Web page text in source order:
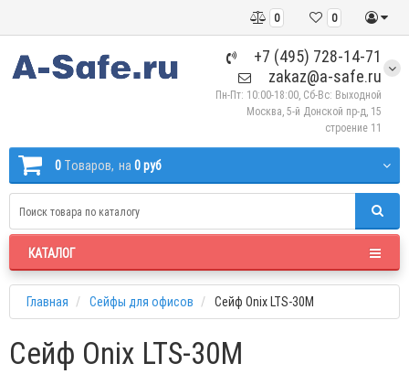
0
0
+7 (495) 728-14-71
zakaz@a-safe.ru
Пн-Пт: 10:00-18:00, Сб-Вс: Выходной
Москва, 5-й Донской пр-д, 15
строение 11
0 Tоваров, на 0 руб
КАТАЛОГ
Главная Сейфы для офисов Сейф Onix LTS-30M
Сейф Onix LTS-30M